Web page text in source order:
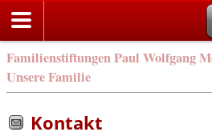
Familienstiftungen Paul Wolfgang
Unsere Familie
Kontakt